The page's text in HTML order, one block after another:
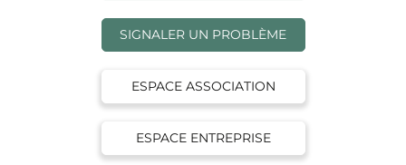
SIGNALER UN PROBLÈME
ESPACE ASSOCIATION
ESPACE ENTREPRISE